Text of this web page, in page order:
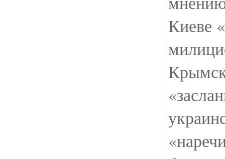
Киеве